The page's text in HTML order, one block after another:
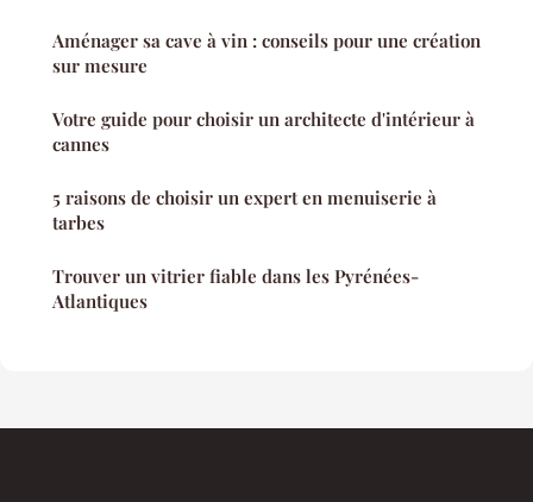
Aménager sa cave à vin : conseils pour une création
sur mesure
Votre guide pour choisir un architecte d'intérieur à
cannes
5 raisons de choisir un expert en menuiserie à
tarbes
Trouver un vitrier fiable dans les Pyrénées-
Atlantiques